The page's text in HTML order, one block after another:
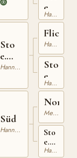
Sto
e.
Flick
Hannoveranare
Süd
Hannoveranare
e.
Hannoveranare
Flick
Hannoveranare
Sto
e.
Fingal
I
Hannoveranare
Mecklenburgare
Sto
e.
The
Hannoveranare